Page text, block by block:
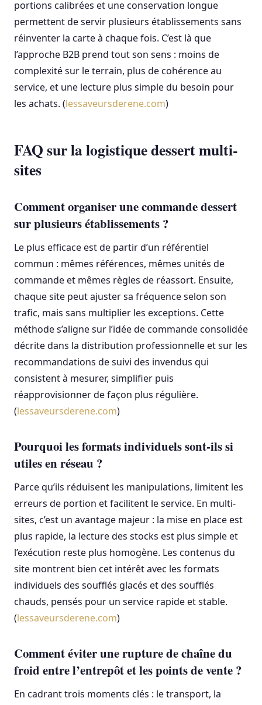
portions calibrées et une conservation longue
permettent de servir plusieurs établissements sans
réinventer la carte à chaque fois. C’est là que
l’approche B2B prend tout son sens : moins de
complexité sur le terrain, plus de cohérence au
service, et une lecture plus simple du besoin pour
les achats. (lessaveursderene.com)
FAQ sur la logistique dessert multi-
sites
Comment organiser une commande dessert
sur plusieurs établissements ?
Le plus efficace est de partir d’un référentiel
commun : mêmes références, mêmes unités de
commande et mêmes règles de réassort. Ensuite,
chaque site peut ajuster sa fréquence selon son
trafic, mais sans multiplier les exceptions. Cette
méthode s’aligne sur l’idée de commande consolidée
décrite dans la distribution professionnelle et sur les
recommandations de suivi des invendus qui
consistent à mesurer, simplifier puis
réapprovisionner de façon plus régulière.
(lessaveursderene.com)
Pourquoi les formats individuels sont-ils si
utiles en réseau ?
Parce qu’ils réduisent les manipulations, limitent les
erreurs de portion et facilitent le service. En multi-
sites, c’est un avantage majeur : la mise en place est
plus rapide, la lecture des stocks est plus simple et
l’exécution reste plus homogène. Les contenus du
site montrent bien cet intérêt avec les formats
individuels des soufflés glacés et des soufflés
chauds, pensés pour un service rapide et stable.
(lessaveursderene.com)
Comment éviter une rupture de chaîne du
froid entre l’entrepôt et les points de vente ?
En cadrant trois moments clés : le transport, la